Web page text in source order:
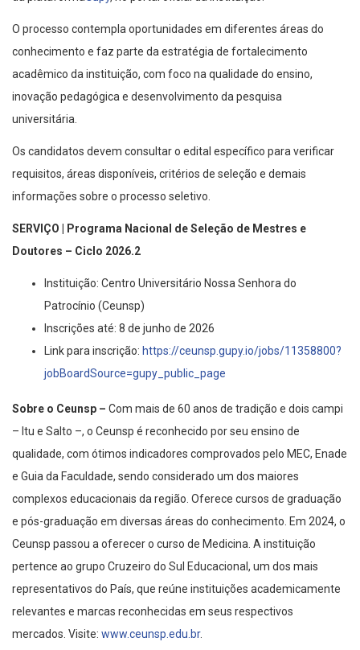
O processo contempla oportunidades em diferentes áreas do
conhecimento e faz parte da estratégia de fortalecimento
acadêmico da instituição, com foco na qualidade do ensino,
inovação pedagógica e desenvolvimento da pesquisa
universitária.
Os candidatos devem consultar o edital específico para verificar
requisitos, áreas disponíveis, critérios de seleção e demais
informações sobre o processo seletivo.
SERVIÇO | Programa Nacional de Seleção de Mestres e
Doutores – Ciclo 2026.2
Instituição: Centro Universitário Nossa Senhora do
Patrocínio (Ceunsp)
Inscrições até: 8 de junho de 2026
Link para inscrição: https://ceunsp.gupy.io/jobs/11358800?
jobBoardSource=gupy_public_page
Sobre o Ceunsp – Com mais de 60 anos de tradição e dois campi
– Itu e Salto –, o Ceunsp é reconhecido por seu ensino de
qualidade, com ótimos indicadores comprovados pelo MEC, Enade
e Guia da Faculdade, sendo considerado um dos maiores
complexos educacionais da região. Oferece cursos de graduação
e pós-graduação em diversas áreas do conhecimento. Em 2024, o
Ceunsp passou a oferecer o curso de Medicina. A instituição
pertence ao grupo Cruzeiro do Sul Educacional, um dos mais
representativos do País, que reúne instituições academicamente
relevantes e marcas reconhecidas em seus respectivos
mercados. Visite: www.ceunsp.edu.br.